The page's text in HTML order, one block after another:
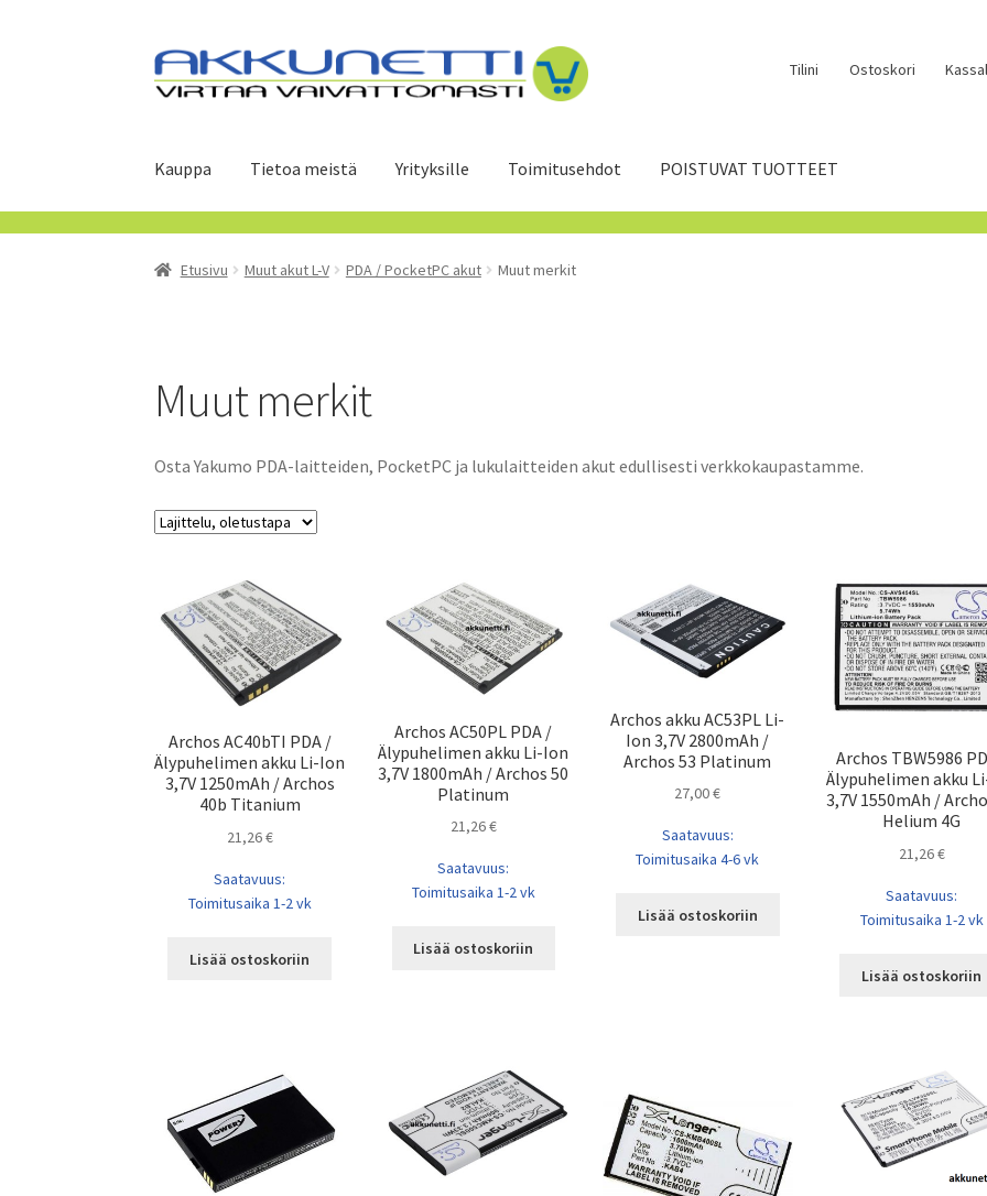
Siirry
navigointiin
Siirry
sisältöön
Tilini Ostoskori
Kauppa Tietoa meistä Yrityksille Toimitusehdot POISTUVAT TUOTTEET
Etusivu Muut akut L-V PDA / PocketPC akut Muut merkit
Muut merkit
Osta Yakumo PDA-laitteiden, PocketPC ja lukulaitteiden akut edullisesti verkkokaupastamme.
Archos AC40bTI PDA /
Älypuhelimen akku Li-Ion
3,7V 1250mAh / Archos
40b Titanium
21,26€
Saatavuus:
Toimitusaika 1-2 vk
Lisää ostoskoriin
Archos AC50PL PDA /
Älypuhelimen akku Li-Ion
3,7V 1800mAh / Archos 50
Platinum
21,26€
Saatavuus:
Toimitusaika 1-2 vk
Lisää ostoskoriin
Archos akku AC53PL Li-
Ion 3,7V 2800mAh /
Archos 53 Platinum
27,00€
Saatavuus:
Toimitusaika 4-6 vk
Lisää ostoskoriin
Archos TBW5986
Älypuhelimen akku
3,7V 1550mAh /
Helium 4G
21,26€
Saatavuus:
Toimitusaika 1-2 vk
Lisää ostoskoriin